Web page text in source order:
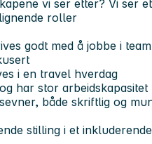
vi ser etter? Vi ser
roller
godt med å jobbe i team
i en travel hverdag
har stor arbeidskapasitet
både skriftlig og
stilling i et